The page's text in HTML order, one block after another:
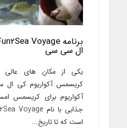
ال سی سی
یکی از مکان های عالی
کریسمس آکواریوم کی
آکواریوم برای کریسمس
است که تا تاریخ...